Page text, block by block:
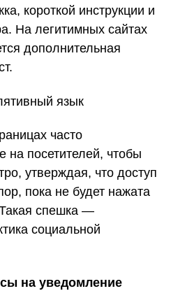
короткой инструкции и
На легитимных сайтах
дополнительная
язык
часто
на посетителей, чтобы
утверждая, что доступ
пока не будет нажата
спешка —
социальной
на уведомление